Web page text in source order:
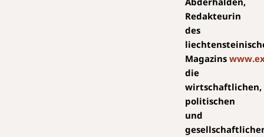
Redakteurin
des
Magazins
die
wirtschaftlichen,
politischen
und